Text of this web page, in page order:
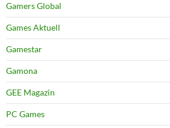
Gamers Global
Games Aktuell
Gamestar
Gamona
GEE Magazin
PC Games